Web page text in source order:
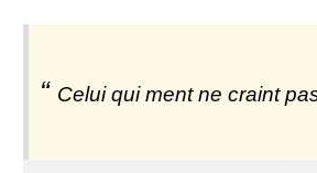
Celui qui ment ne craint